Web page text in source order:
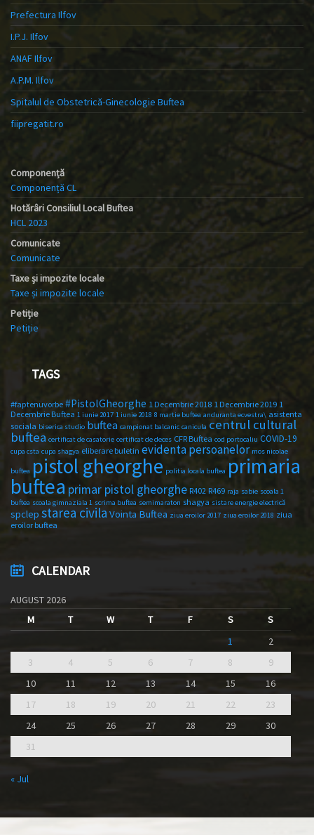
Prefectura Ilfov
I.P.J. Ilfov
ANAF Ilfov
A.P.M. Ilfov
Spitalul de Obstetrică-Ginecologie Buftea
fiipregatit.ro
Componență
Componență CL
Hotărâri Consiliul Local Buftea
HCL 2023
Comunicate
Comunicate
Taxe și impozite locale
Taxe și impozite locale
Petiție
Petiție
TAGS
#faptenuvorbe #PistolGheorghe 1 Decembrie 2018 1 Decembrie 2019 1
Decembrie Buftea 1 iunie 2017 1 iunie 2018 8 martie buftea anduranta ecvestra\ asistenta
sociala biserica studio buftea campionat balcanic canicula centrul cultural
buftea certificat de casatorie certificat de deces CFR Buftea cod portocaliu COVID-19
cupa csta cupa shagya eliberare buletin evidenta persoanelor mos nicolae
buftea pistol gheorghe politia locala buftea primaria
buftea primar pistol gheorghe R402 R469 raja sabie scoala 1
buftea scoala gimnaziala 1 scrima buftea semimaraton shagya sistare energie electrică
spclep starea civila Vointa Buftea ziua eroilor 2017 ziua eroilor 2018 ziua
eroilor buftea
CALENDAR
AUGUST 2026
M
T W T F S
S
1
2
3
4 5 6 7 8
9
10
11 12 13 14 15
16
17
18 19 20 21 22
23
24
25 26 27 28 29
30
31
« Jul